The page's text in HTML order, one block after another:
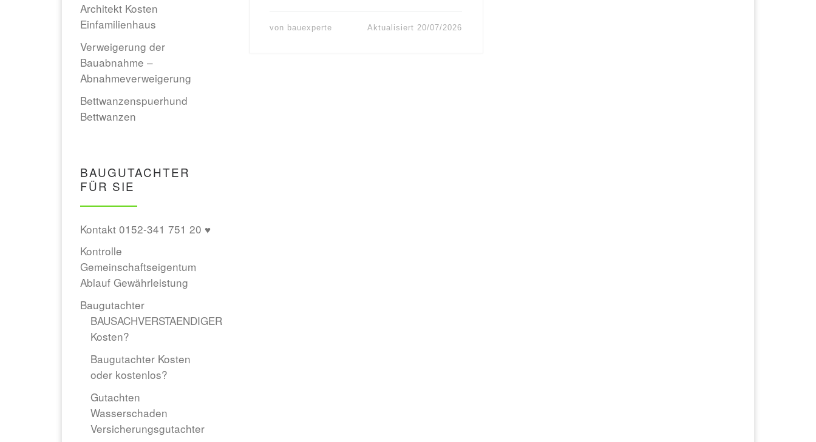
von bauexperte Aktualisiert20/07/2026
Architekt Kosten
Einfamilienhaus
Verweigerung der
Bauabnahme –
Abnahmeverweigerung
Bettwanzenspuerhund
Bettwanzen
BAUGUTACHTER
FÜR SIE
Kontakt 0152-341 751 20 ♥
Kontrolle
Gemeinschaftseigentum
Ablauf Gewährleistung
Baugutachter
BAUSACHVERSTAENDIGER
Kosten?
Baugutachter Kosten
oder kostenlos?
Gutachten
Wasserschaden
Versicherungsgutachter